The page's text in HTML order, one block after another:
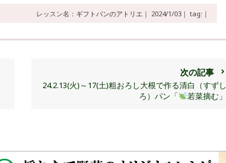
レッスン名： ギフトパンのアトリエ ｜ 2024/1/03｜ tag:｜
次の記事
24.2.13(火)～17(土)粗おろし大根で作る清白（すずし
ろ）パン「
若菜摘む」